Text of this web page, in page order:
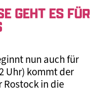
GEHT ES FÜR
nun auch für
Uhr) kommt der
Rostock in die